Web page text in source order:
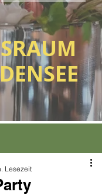
Lesezeit